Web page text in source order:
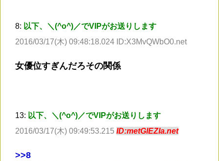
8: 以下、＼(^o^)／でVIPがお送りします
2016/03/17(木) 09:48:18.024 ID:X3MvQWbO0.net
女優位すぎんだろその関係
13: 以下、＼(^o^)／でVIPがお送りします
2016/03/17(木) 09:49:53.215 ID:metGlEZIa.net
>>8